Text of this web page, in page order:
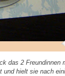
das 2 Freundinnen
hielt sie nach